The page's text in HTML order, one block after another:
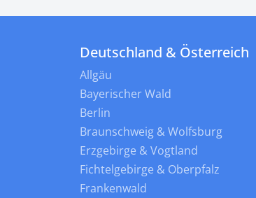
Deutschland & Österreich
Allgäu
Bayerischer Wald
Berlin
Braunschweig & Wolfsburg
Erzgebirge & Vogtland
Fichtelgebirge & Oberpfalz
Frankenwald